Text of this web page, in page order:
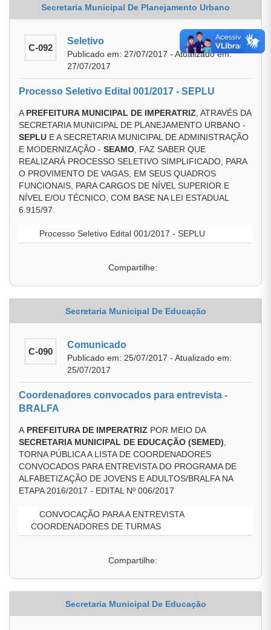
Secretaria Municipal De Planejamento Urbano
C-092
Seletivo
Publicado em: 27/07/2017 - Atualizado em:
27/07/2017
Processo Seletivo Edital 001/2017 - SEPLU
A PREFEITURA MUNICIPAL DE IMPERATRIZ , ATRAVÉS DA
SECRETARIA MUNICIPAL DE PLANEJAMENTO URBANO -
SEPLU E A SECRETARIA MUNICIPAL DE ADMINISTRAÇÃO
E MODERNIZAÇÃO - SEAMO , FAZ SABER QUE
REALIZARÁ PROCESSO SELETIVO SIMPLIFICADO, PARA
O PROVIMENTO DE VAGAS, EM SEUS QUADROS
FUNCIONAIS, PARA CARGOS DE NÍVEL SUPERIOR E
NÍVEL E/OU TÉCNICO, COM BASE NA LEI ESTADUAL
6.915/97.
Processo Seletivo Edital 001/2017 - SEPLU
Compartilhe:
Secretaria Municipal De Educação
C-090
Comunicado
Publicado em: 25/07/2017 - Atualizado em:
25/07/2017
Coordenadores convocados para entrevista -
BRALFA
A PREFEITURA DE IMPERATRIZ POR MEIO DA
SECRETARIA MUNICIPAL DE EDUCAÇÃO (SEMED)
TORNA PÚBLICA A LISTA DE COORDENADORES
CONVOCADOS PARA ENTREVISTA DO PROGRAMA DE
ALFABETIZAÇÃO DE JOVENS E ADULTOS/BRALFA NA
ETAPA 2016/2017 - EDITAL Nº 006/2017
CONVOCAÇÃO PARA A ENTREVISTA
COORDENADORES DE TURMAS
Compartilhe:
Secretaria Municipal De Educação